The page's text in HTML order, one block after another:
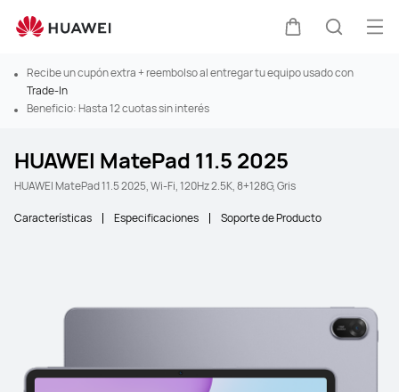
Recibe un cupón extra + reembolso al entregar tu equipo usado con
Trade-In
Beneficio: Hasta 12 cuotas sin interés
HUAWEI MatePad 11.5 2025
HUAWEI MatePad 11.5 2025, Wi-Fi, 120Hz 2.5K, 8+128G, Gris
Características Especificaciones Soporte de Producto